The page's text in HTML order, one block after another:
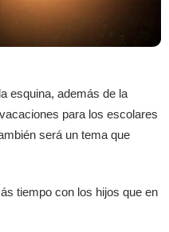
esquina, además de la
para los escolares
será un tema que
tiempo con los hijos que en